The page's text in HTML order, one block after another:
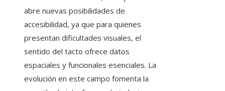
abre nuevas posibilidades de
accesibilidad, ya que para quienes
presentan dificultades visuales, el
sentido del tacto ofrece datos
espaciales y funcionales esenciales. La
evolución en este campo fomenta la